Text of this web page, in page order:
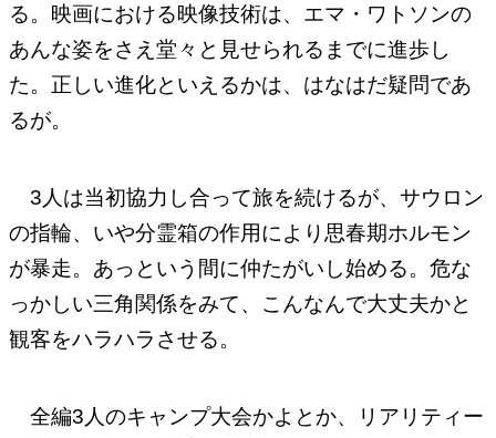
る。映画における映像技術は、エマ・ワトソンの
あんな姿をさえ堂々と見せられるまでに進歩し
た。正しい進化といえるかは、はなはだ疑問であ
るが。
3人は当初協力し合って旅を続けるが、サウロン
の指輪、いや分霊箱の作用により思春期ホルモン
が暴走。あっという間に仲たがいし始める。危な
っかしい三角関係をみて、こんなんで大丈夫かと
観客をハラハラさせる。
全編3人のキャンプ大会かよとか、リアリティー